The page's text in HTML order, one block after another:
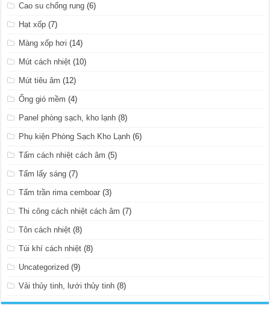
Cao su chống rung (6)
Hạt xốp (7)
Màng xốp hơi (14)
Mút cách nhiệt (10)
Mút tiêu âm (12)
Ống gió mềm (4)
Panel phòng sạch, kho lạnh (8)
Phụ kiện Phòng Sạch Kho Lạnh (6)
Tấm cách nhiệt cách âm (5)
Tấm lấy sáng (7)
Tấm trần rima cemboar (3)
Thi công cách nhiệt cách âm (7)
Tôn cách nhiệt (8)
Túi khí cách nhiệt (8)
Uncategorized (9)
Vải thủy tinh, lưới thủy tinh (8)